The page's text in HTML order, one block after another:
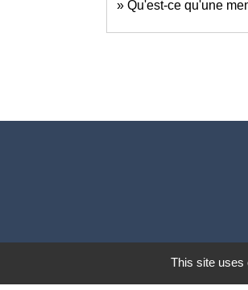
Qu'est-ce qu'une
This site uses